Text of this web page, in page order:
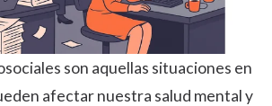
son aquellas situaciones en
afectar nuestra salud mental y